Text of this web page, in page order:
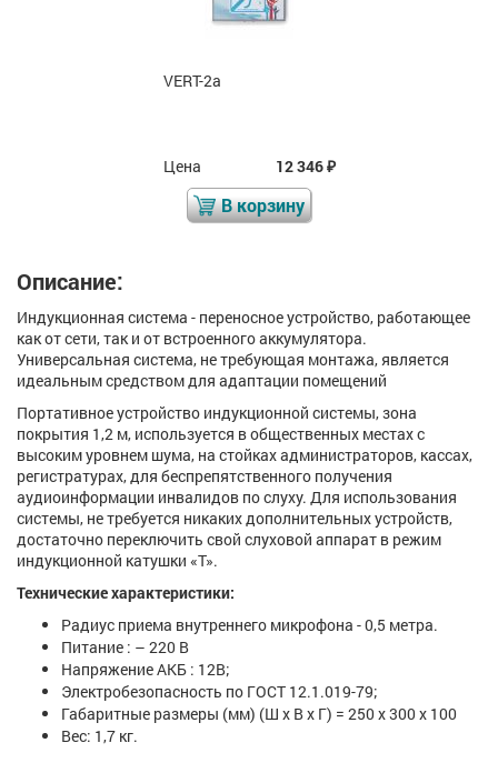
VERT-2а
Цена 12 346₽
В корзину
Описание:
Индукционная система - переносное устройство, работающее
как от сети, так и от встроенного аккумулятора.
Универсальная система, не требующая монтажа, является
идеальным средством для адаптации помещений
Портативное устройство индукционной системы, зона
покрытия 1,2 м, используется в общественных местах с
высоким уровнем шума, на стойках администраторов, кассах,
регистратурах, для беспрепятственного получения
аудиоинформации инвалидов по слуху. Для использования
системы, не требуется никаких дополнительных устройств,
достаточно переключить свой слуховой аппарат в режим
индукционной катушки «Т».
Технические характеристики:
Радиус приема внутреннего микрофона - 0,5 метра.
Питание : – 220 В
Напряжение АКБ : 12В;
Электробезопасность по ГОСТ 12.1.019-79;
Габаритные размеры (мм) (Ш х В х Г) = 250 х 300 х 100
Вес: 1,7 кг.